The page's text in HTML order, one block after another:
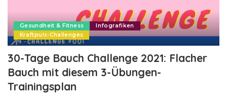
Gesundheit & Fitness
Infografiken
Kraftpuls-Challenges
30-Tage Bauch Challenge 2021: Flacher
Bauch mit diesem 3-Übungen-
Trainingsplan